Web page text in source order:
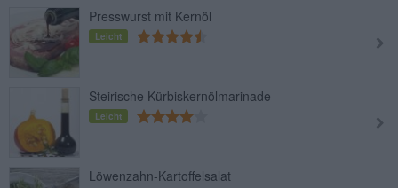
Presswurst mit Kernöl
Leicht
Steirische Kürbiskernölmarinade
Leicht
Löwenzahn-Kartoffelsalat